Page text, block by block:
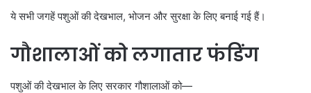
ये सभी जगहें पशुओं की देखभाल, भोजन और सुरक्षा के लिए बनाई गई हैं।
गौशालाओं को लगातार फंडिंग
पशुओं की देखभाल के लिए सरकार गौशालाओं को—